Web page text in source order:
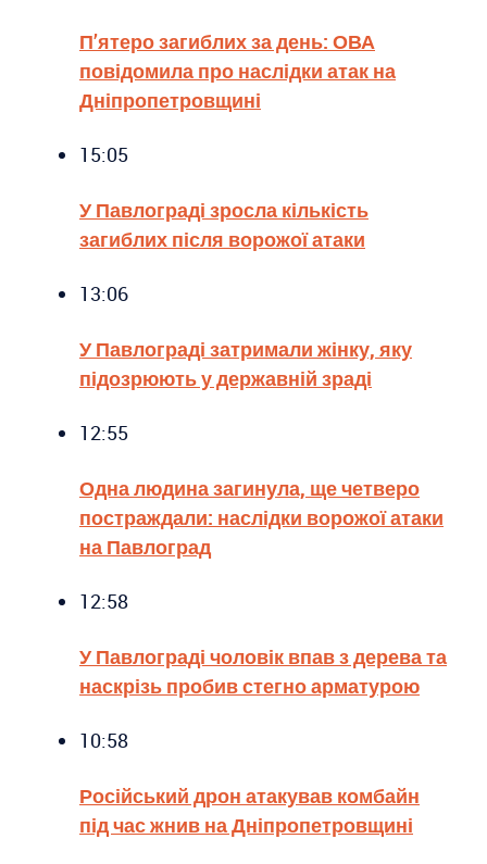
П’ятеро загиблих за день: ОВА
повідомила про наслідки атак на
Дніпропетровщині
15:05
У Павлограді зросла кількість
загиблих після ворожої атаки
13:06
У Павлограді затримали жінку, яку
підозрюють у державній зраді
12:55
Одна людина загинула, ще четверо
постраждали: наслідки ворожої атаки
на Павлоград
12:58
У Павлограді чоловік впав з дерева та
наскрізь пробив стегно арматурою
10:58
Російський дрон атакував комбайн
під час жнив на Дніпропетровщині